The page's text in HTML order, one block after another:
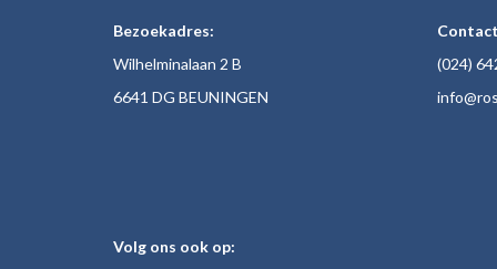
Bezoekadres:
Wilhelminalaan 2 B
6641 DG BEUNINGEN
(024)
inf
Volg ons ook op: